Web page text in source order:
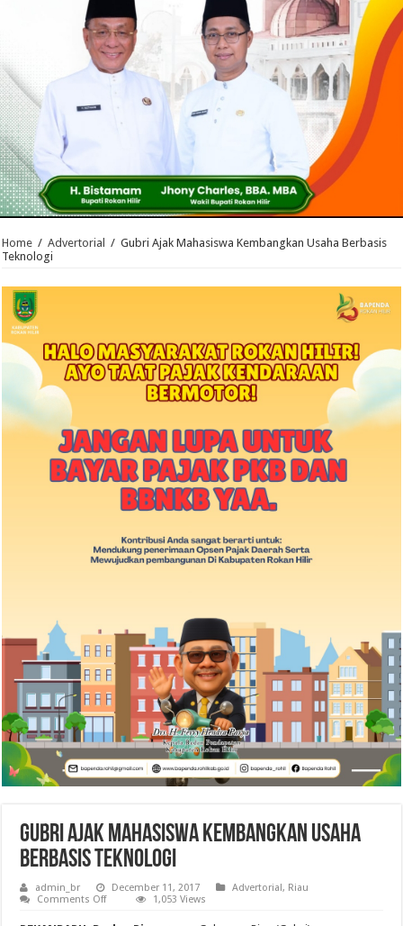
Home / Advertorial / Gubri Ajak Mahasiswa Kembangkan Usaha Berbasis
Teknologi
Gubri Ajak Mahasiswa Kembangkan Usaha
Berbasis Teknologi
admin_br December 11, 2017 Advertorial, Riau
Comments Offon
Ajak
1,053 Views